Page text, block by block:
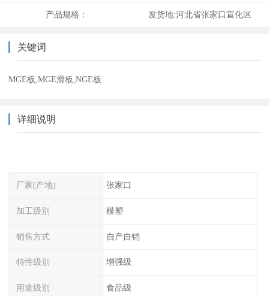
产品规格： 发货地:河北省张家口宣化区
关键词
MGE板,MGE滑板,NGE板
详细说明
厂家(产地) 张家口
加工级别 模塑
销售方式 自产自销
特性级别 增强级
用途级别 食品级